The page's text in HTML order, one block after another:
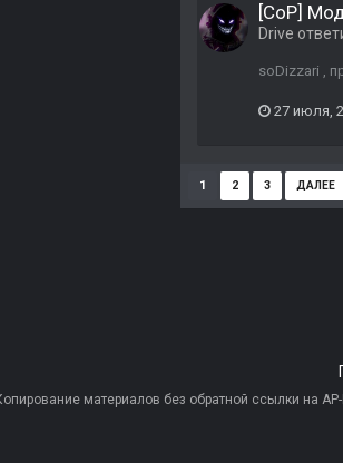
[CoP]
Drive
soDizzari ,
27 июля,
1 2 3 ДАЛЕЕ
материалов без обратной ссылки на